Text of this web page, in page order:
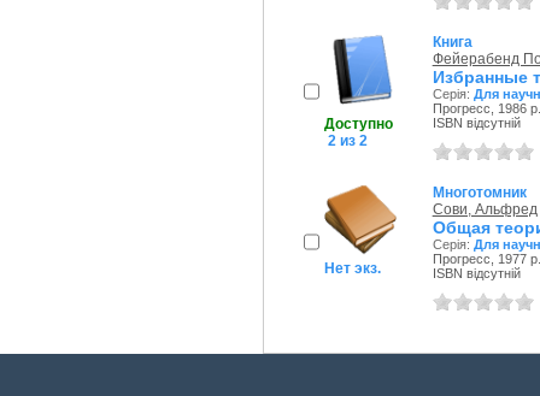
Доступно
2 из 2
Книга
Фейерабенд
Избранные
Серія: Для
Прогресс, 1986 р.
ISBN відсутній
Нет экз.
Многотомник
Сови, Альфред
Общая
Серія: Для
Прогресс, 1977 р.
ISBN відсутній